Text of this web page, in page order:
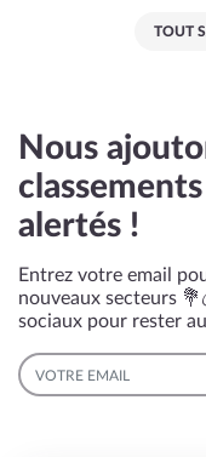
TOUT
Nous
alertés !
Entrez votre email
nouveaux secteurs
sociaux pour rester
EMAIL